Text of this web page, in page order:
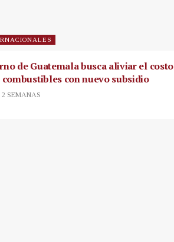
de Guatemala busca aliviar el costo
combustibles con nuevo subsidio
SEMANAS